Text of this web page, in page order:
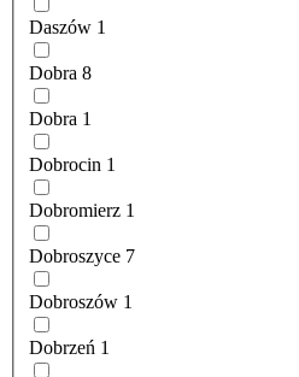
Daszów 1
Dobra 8
Dobra 1
Dobrocin 1
Dobromierz 1
Dobroszyce 7
Dobroszów 1
Dobrzeń 1